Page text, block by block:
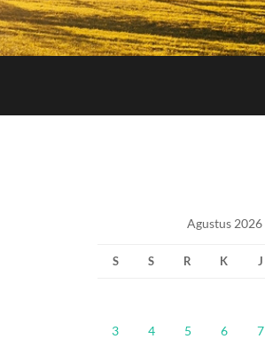
Agustus 2026
S S R K J
3 4 5 6 7